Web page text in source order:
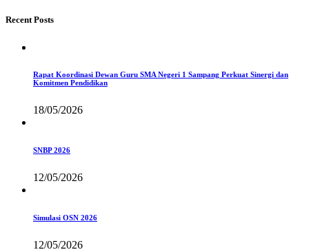
Recent Posts
Rapat Koordinasi Dewan Guru SMA Negeri 1 Sampang Perkuat Sinergi dan
Komitmen Pendidikan
18/05/2026
SNBP 2026
12/05/2026
Simulasi OSN 2026
12/05/2026